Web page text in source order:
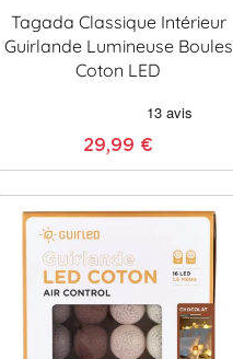
Tagada Classique Intérieur
Guirlande Lumineuse Boules
Coton LED
29,99 €